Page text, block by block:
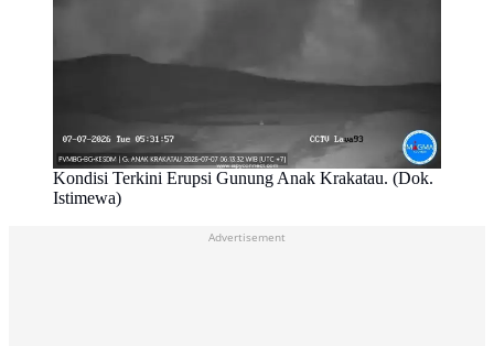
Kondisi Terkini Erupsi Gunung Anak Krakatau. (Dok.
Istimewa)
Advertisement